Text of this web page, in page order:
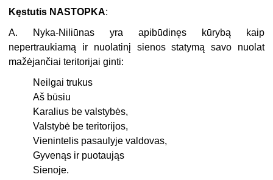
Kęstutis NASTOPKA:
A. Nyka-Niliūnas yra apibūdinęs kūrybą kaip
nepertraukiamą ir nuolatinį sienos statymą savo nuolat
mažėjančiai teritorijai ginti:
Neilgai trukus
Aš būsiu
Karalius be valstybės,
Valstybė be teritorijos,
Vienintelis pasaulyje valdovas,
Gyvenąs ir puotaująs
Sienoje.